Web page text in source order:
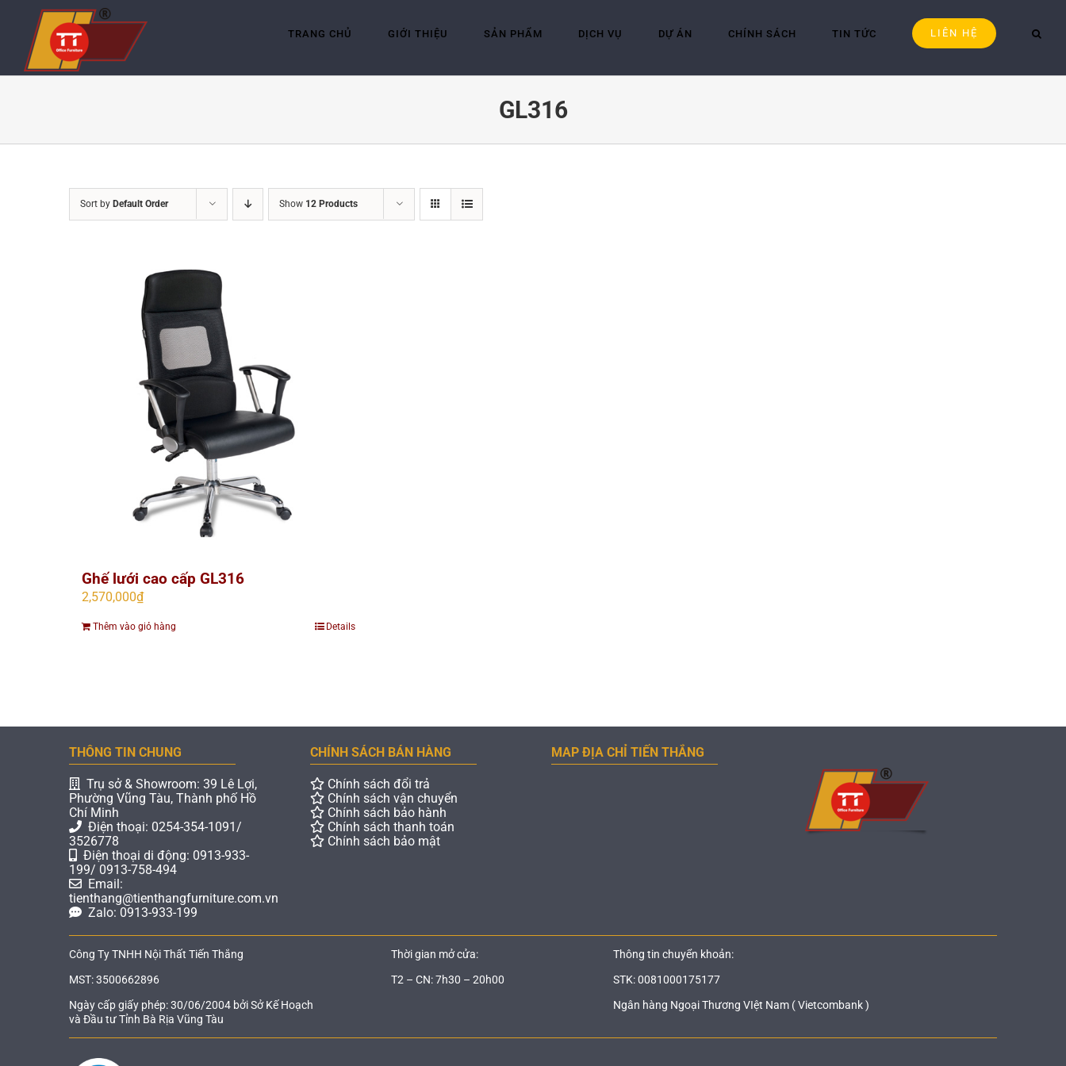
content
TRANG CHỦ GIỚI THIỆU SẢN PHẨM DỊCH VỤ DỰ ÁN CHÍNH SÁCH TIN TỨC LIÊN HỆ
GL316
Sort by Default Order Show 12 Products
Ghế lưới cao cấp GL316
2,570,000₫
Thêm vào giỏ hàng Details
THÔNG TIN CHUNG
Trụ sở & Showroom: 39 Lê Lợi,
Phường Vũng Tàu, Thành phố Hồ
Chí Minh
Điện thoại: 0254-354-1091/
3526778
Điện thoại di động: 0913-933-
199/ 0913-758-494
Email:
tienthang@tienthangfurniture.com.vn
Zalo: 0913-933-199
CHÍNH SÁCH BÁN HÀNG
Chính sách đổi trả
Chính sách vận chuyển
Chính sách bảo hành
Chính sách thanh toán
Chính sách bảo mật
MAP ĐỊA CHỈ TIẾN THẮNG
Công Ty TNHH Nội Thất Tiến Thắng
MST: 3500662896
Ngày cấp giấy phép: 30/06/2004 bởi Sở Kế Hoạch
và Đầu tư Tỉnh Bà Rịa Vũng Tàu
Thời gian mở cửa:
T2 – CN: 7h30 – 20h00
Thông tin chuyển khoản:
STK: 0081000175177
Ngân hàng Ngoại Thương VIệt Nam ( Vietcombank )